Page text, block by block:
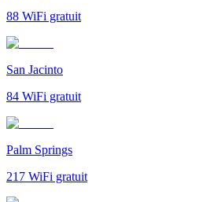
88 WiFi gratuit
San Jacinto
84 WiFi gratuit
Palm Springs
217 WiFi gratuit